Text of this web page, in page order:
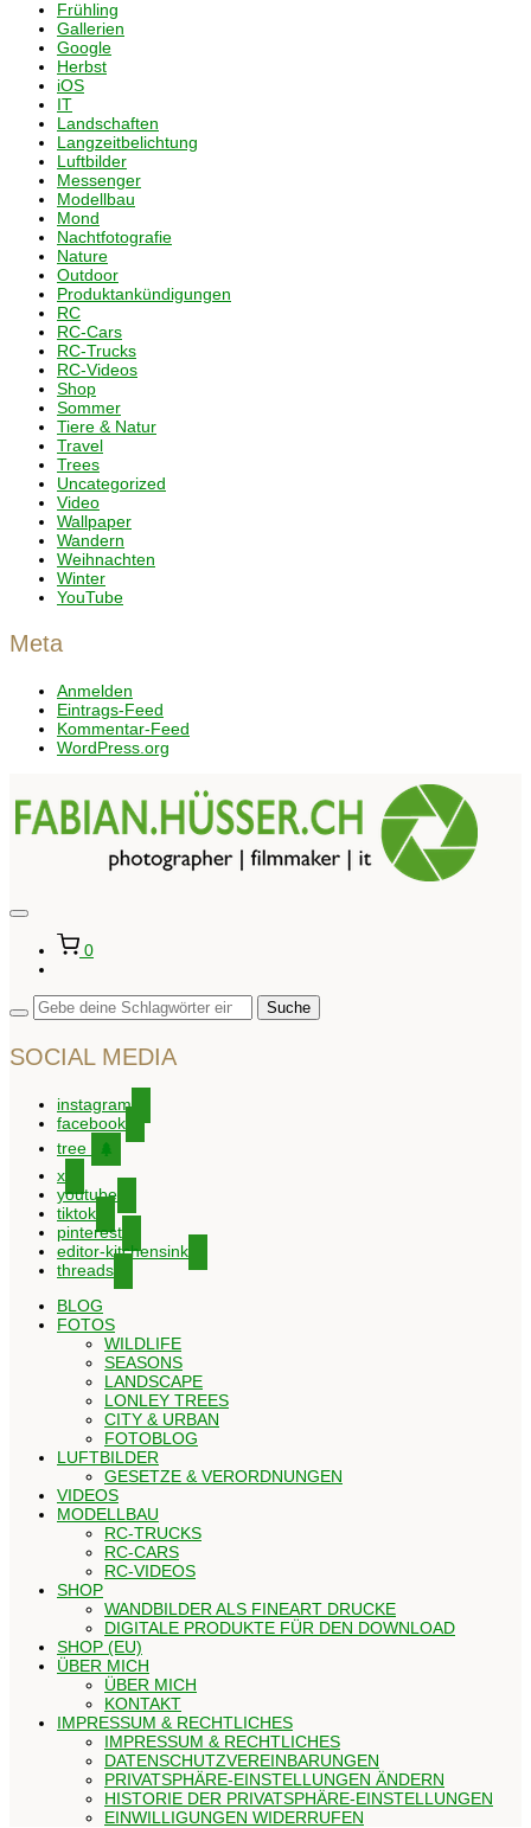
Frühling
Gallerien
Google
Herbst
iOS
IT
Landschaften
Langzeitbelichtung
Luftbilder
Messenger
Modellbau
Mond
Nachtfotografie
Nature
Outdoor
Produktankündigungen
RC
RC-Cars
RC-Trucks
RC-Videos
Shop
Sommer
Tiere & Natur
Travel
Trees
Uncategorized
Video
Wallpaper
Wandern
Weihnachten
Winter
YouTube
Meta
Anmelden
Eintrags-Feed
Kommentar-Feed
WordPress.org
Seitenleiste
Navigation
umschalten
0
SOCIAL MEDIA
instagram
facebook
tree
x
youtube
tiktok
pinterest
editor-kitchensink
threads
BLOG
FOTOS
WILDLIFE
SEASONS
LANDSCAPE
LONLEY TREES
CITY & URBAN
FOTOBLOG
LUFTBILDER
GESETZE & VERORDNUNGEN
VIDEOS
MODELLBAU
RC-TRUCKS
RC-CARS
RC-VIDEOS
SHOP
WANDBILDER ALS FINEART DRUCKE
DIGITALE PRODUKTE FÜR DEN DOWNLOAD
SHOP (EU)
ÜBER MICH
ÜBER MICH
KONTAKT
IMPRESSUM & RECHTLICHES
IMPRESSUM & RECHTLICHES
DATENSCHUTZVEREINBARUNGEN
PRIVATSPHÄRE-EINSTELLUNGEN ÄNDERN
HISTORIE DER PRIVATSPHÄRE-EINSTELLUNGEN
EINWILLIGUNGEN WIDERRUFEN